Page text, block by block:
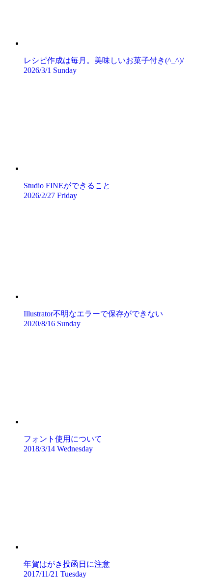
レシピ作成は毎月。美味しいお菓子付き(^_^)/
2026/3/1 Sunday
Studio FINEができること
2026/2/27 Friday
Illustrator不明なエラーで保存ができない
2020/8/16 Sunday
フォント使用について
2018/3/14 Wednesday
年賀はがき投函日に注意
2017/11/21 Tuesday